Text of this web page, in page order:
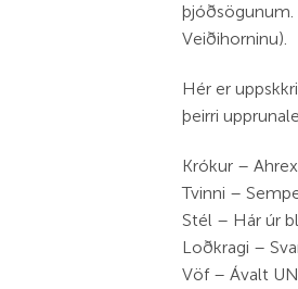
þjóðsögunum.
Veiðihorninu).
Hér er
þeirri
Krókur –
Tvinni –
Stél – Hár úr
Loðkragi –
Vöf – Ávalt